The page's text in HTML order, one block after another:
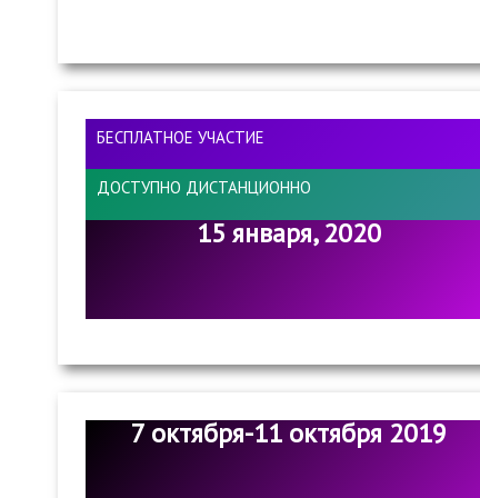
БЕСПЛАТНОЕ УЧАСТИЕ
ДОСТУПНО ДИСТАНЦИОННО
15 января, 2020
7 октября-11 октября 2019